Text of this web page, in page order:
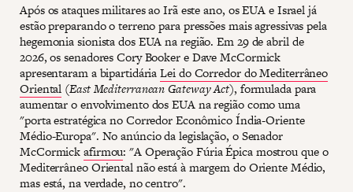
Após os ataques militares ao Irã este ano, os EUA e Israel já
estão preparando o terreno para pressões mais agressivas pela
hegemonia sionista dos EUA na região. Em 29 de abril de
2026, os senadores Cory Booker e Dave McCormick
apresentaram a bipartidáriaLei do Corredor do Mediterrâneo
Oriental (East Mediterranean Gateway Act), formulada para
aumentar o envolvimento dos EUA na região como uma
"porta estratégica no Corredor Econômico Índia-Oriente
Médio-Europa". No anúncio da legislação, o Senador
McCormickafirmou: "A Operação Fúria Épica mostrou que o
Mediterrâneo Oriental não está à margem do Oriente Médio,
mas está, na verdade, no centro".